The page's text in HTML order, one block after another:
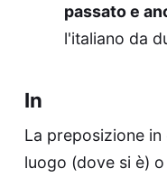
passato e
l'italiano da
In
La preposizione
luogo (dove si è)